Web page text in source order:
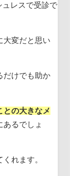
レスで受診で
大変だと思い
だけでも助か
との大きなメ
あるでしょ
れます。